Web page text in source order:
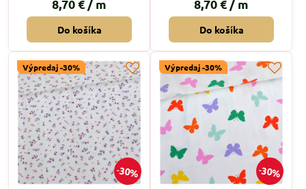
8,70 € / m
Do košíka
8,70 € / m
Do košíka
30%
Výpredaj -30%
30%
Výpredaj -30%